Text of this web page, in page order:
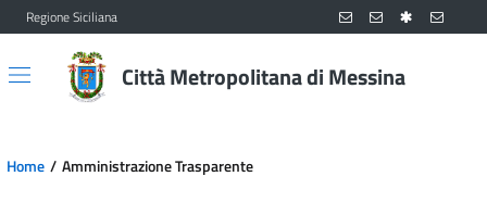
Vai al contenuto principale
Vai al menu principale
Regione Siciliana
Città Metropolitana di Messina
Home Amministrazione Trasparente